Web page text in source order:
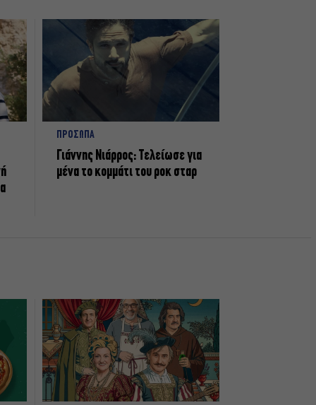
ΠΡΟΣΩΠΑ
Γιάννης Νιάρρος: Τελείωσε για
μένα το κομμάτι του ροκ σταρ